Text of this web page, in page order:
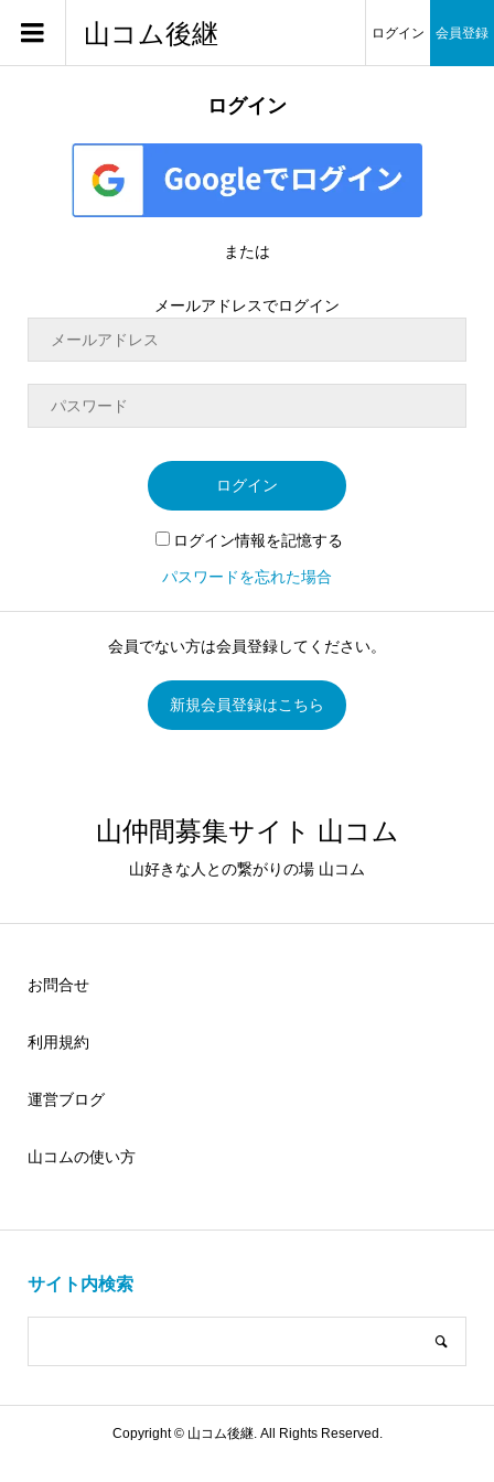
山コム後継 ログイン 会員登録
ログイン
または
メールアドレスでログイン
ログイン
ログイン情報を記憶する
パスワードを忘れた場合
会員でない方は会員登録してください。
新規会員登録はこちら
山仲間募集サイト 山コム
山好きな人との繋がりの場 山コム
お問合せ
利用規約
運営ブログ
山コムの使い方
サイト内検索
Copyright ©山コム後継. All Rights Reserved.